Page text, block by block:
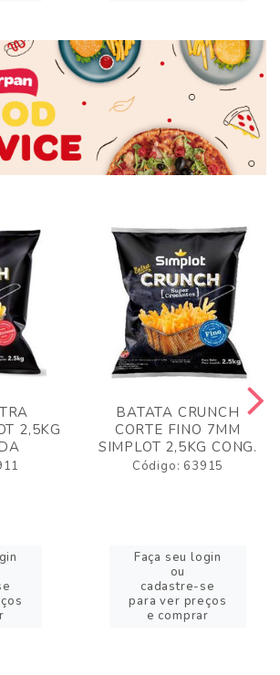
2,5KG
BATATA CRUNCH
CORTE FINO 7MM
SIMPLOT 2,5KG CONG.
Código: 63915
Faça seu login
ou
cadastre-se
para ver preços
e comprar